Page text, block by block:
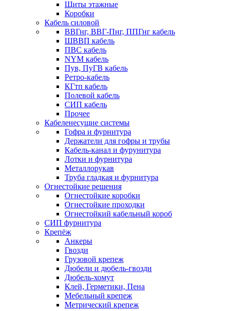
Щиты этажные
Коробки
Кабель силовой
ВВГнг, ВВГ-Пнг, ППГнг кабель
ШВВП кабель
ПВС кабель
NYM кабель
Пув, ПуГВ кабель
Ретро-кабель
КГтп кабель
Полевой кабель
СИП кабель
Прочее
Кабеленесущие системы
Гофра и фурнитура
Держатели для гофры и трубы
Кабель-канал и фурунитура
Лотки и фурнитура
Металлорукав
Труба гладкая и фурнитура
Огнестойкие решения
Огнестойкие коробки
Огнестойкие проходки
Огнестойкий кабельный короб
СИП фурнитура
Крепёж
Анкеры
Гвозди
Грузовой крепеж
Дюбели и дюбель-гвозди
Дюбель-хомут
Клей, Герметики, Пена
Мебельный крепеж
Метрический крепеж